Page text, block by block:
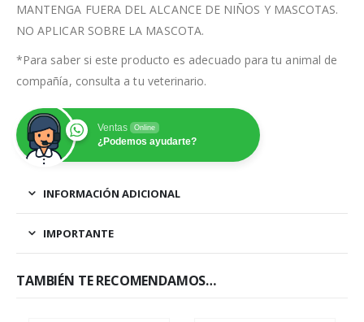
MANTENGA FUERA DEL ALCANCE DE NIÑOS Y MASCOTAS.
NO APLICAR SOBRE LA MASCOTA.
*Para saber si este producto es adecuado para tu animal de
compañía, consulta a tu veterinario.
Ventas Online
¿Podemos ayudarte?
INFORMACIÓN ADICIONAL
IMPORTANTE
TAMBIÉN TE RECOMENDAMOS…